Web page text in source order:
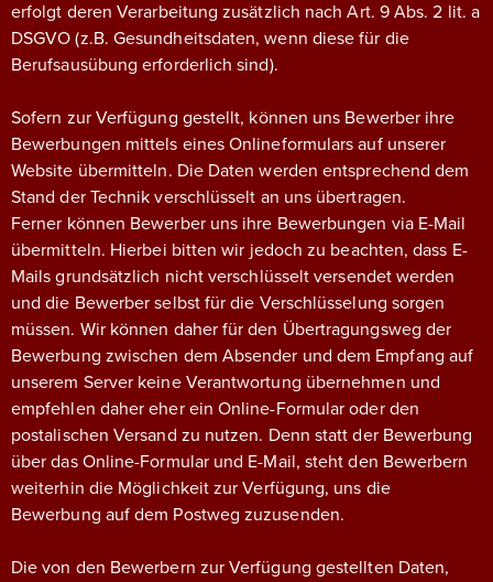
erfolgt deren Verarbeitung zusätzlich nach Art. 9 Abs. 2 lit. a
DSGVO (z.B. Gesundheitsdaten, wenn diese für die
Berufsausübung erforderlich sind).
Sofern zur Verfügung gestellt, können uns Bewerber ihre
Bewerbungen mittels eines Onlineformulars auf unserer
Website übermitteln. Die Daten werden entsprechend dem
Stand der Technik verschlüsselt an uns übertragen.
Ferner können Bewerber uns ihre Bewerbungen via E-Mail
übermitteln. Hierbei bitten wir jedoch zu beachten, dass E-
Mails grundsätzlich nicht verschlüsselt versendet werden
und die Bewerber selbst für die Verschlüsselung sorgen
müssen. Wir können daher für den Übertragungsweg der
Bewerbung zwischen dem Absender und dem Empfang auf
unserem Server keine Verantwortung übernehmen und
empfehlen daher eher ein Online-Formular oder den
postalischen Versand zu nutzen. Denn statt der Bewerbung
über das Online-Formular und E-Mail, steht den Bewerbern
weiterhin die Möglichkeit zur Verfügung, uns die
Bewerbung auf dem Postweg zuzusenden.
Die von den Bewerbern zur Verfügung gestellten Daten,